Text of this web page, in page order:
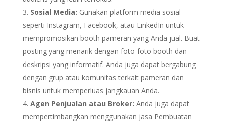
Sosial Media: Gunakan platform media sosial
seperti Instagram, Facebook, atau LinkedIn untuk
mempromosikan booth pameran yang Anda jual. Buat
posting yang menarik dengan foto-foto booth dan
deskripsi yang informatif. Anda juga dapat bergabung
dengan grup atau komunitas terkait pameran dan
bisnis untuk memperluas jangkauan Anda.
Agen Penjualan atau Broker: Anda juga dapat
mempertimbangkan menggunakan jasa Pembuatan